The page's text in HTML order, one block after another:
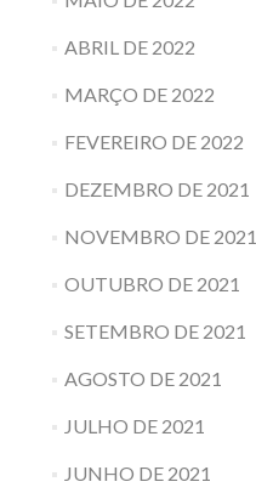
ABRIL DE 2022
MARÇO DE 2022
FEVEREIRO DE 2022
DEZEMBRO DE 2021
NOVEMBRO DE 2021
OUTUBRO DE 2021
SETEMBRO DE 2021
AGOSTO DE 2021
JULHO DE 2021
JUNHO DE 2021